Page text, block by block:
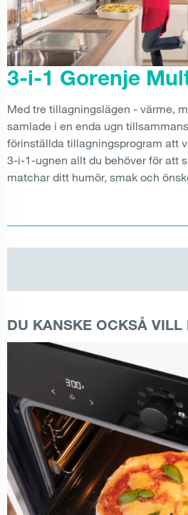
3-i-1 Gorenje
Med tre tillagningslägen - värme,
samlade i en enda ugn
förinställda tillagningsprogram att
3-i-1-ugnen allt du behöver för att
matchar ditt humör, smak och
DU KANSKE OCKSÅ VILL